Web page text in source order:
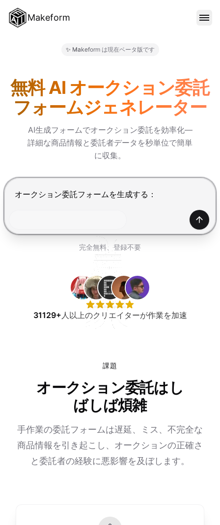
Makeform
ブログ
料金
✨ Makeform は現在ベータ版です
無料 AI オークション委託
フォームジェネレーター
AI生成フォームでオークション委託を効率化—
詳細な商品情報と委託者データを秒単位で簡単
に収集。
Enterで送信、Shift+Enterで改行
生成
完全無料、登録不要
31129+人以上のクリエイターが作業を加速
課題
オークション委託はし
ばしば煩雑
手作業の委託フォームは遅延、ミス、不完全な
商品情報を引き起こし、オークションの正確さ
と委託者の経験に悪影響を及ぼします。